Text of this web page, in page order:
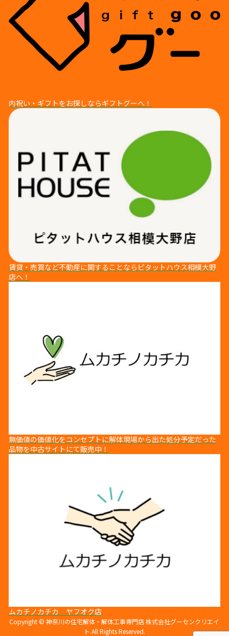
内祝い・ギフトをお探しならギフトグーへ！
賃貸・売買など不動産に関することならピタットハウス相模⼤野
店へ！
無価値の価値化をコンセプトに解体現場から出た処分予定だった
品物を中古サイトにて販売中！
ムカチノカチカ ヤフオク店
Copyright © 神奈川の住宅解体・解体工事専門店 株式会社グーセンクリエイ
ト.All Rights Reserved.